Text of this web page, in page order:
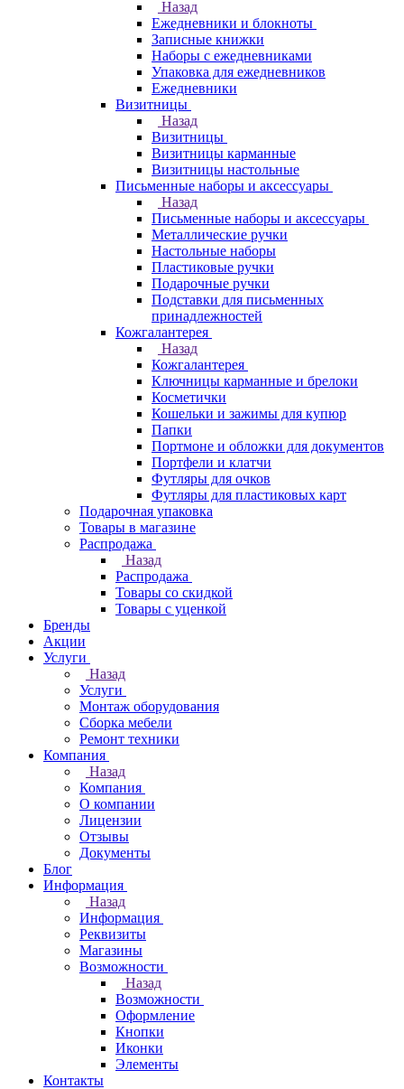
Назад
Ежедневники и блокноты
Записные книжки
Наборы с ежедневниками
Упаковка для ежедневников
Ежедневники
Визитницы
Назад
Визитницы
Визитницы карманные
Визитницы настольные
Письменные наборы и аксессуары
Назад
Письменные наборы и аксессуары
Металлические ручки
Настольные наборы
Пластиковые ручки
Подарочные ручки
Подставки для письменных
принадлежностей
Кожгалантерея
Назад
Кожгалантерея
Ключницы карманные и брелоки
Косметички
Кошельки и зажимы для купюр
Папки
Портмоне и обложки для документов
Портфели и клатчи
Футляры для очков
Футляры для пластиковых карт
Подарочная упаковка
Товары в магазине
Распродажа
Назад
Распродажа
Товары со скидкой
Товары с уценкой
Бренды
Акции
Услуги
Назад
Услуги
Монтаж оборудования
Сборка мебели
Ремонт техники
Компания
Назад
Компания
О компании
Лицензии
Отзывы
Документы
Блог
Информация
Назад
Информация
Реквизиты
Магазины
Возможности
Назад
Возможности
Оформление
Кнопки
Иконки
Элементы
Контакты